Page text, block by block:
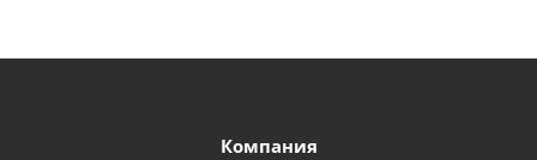
Компания